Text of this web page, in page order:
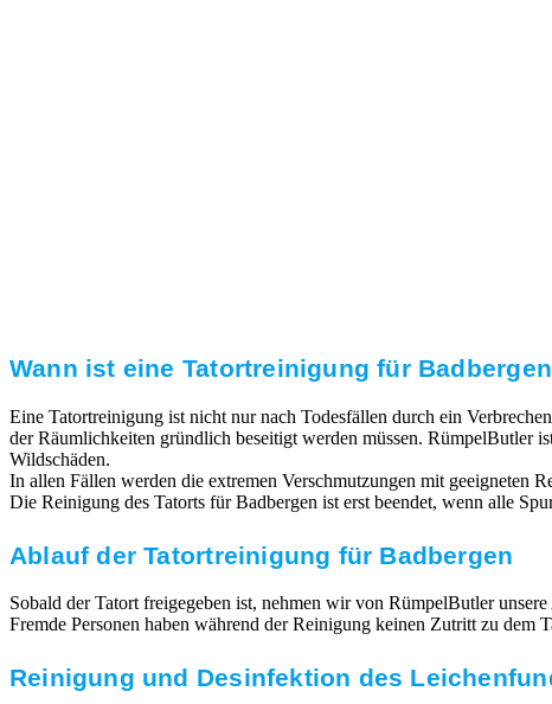
Wann ist eine Tatortreinigung für
Eine Tatortreinigung ist nicht nur nach Todesfällen durch ein
der Räumlichkeiten gründlich beseitigt werden müssen. RümpelButler
Wildschäden.
In allen Fällen werden die extremen Verschmutzungen mit geeigneten
Die Reinigung des Tatorts für Badbergen ist erst beendet, wenn alle
Ablauf der Tatortreinigung für Badbergen
Sobald der Tatort freigegeben ist, nehmen wir von RümpelButler
Fremde Personen haben während der Reinigung keinen Zutritt zu
Reinigung und Desinfektion des